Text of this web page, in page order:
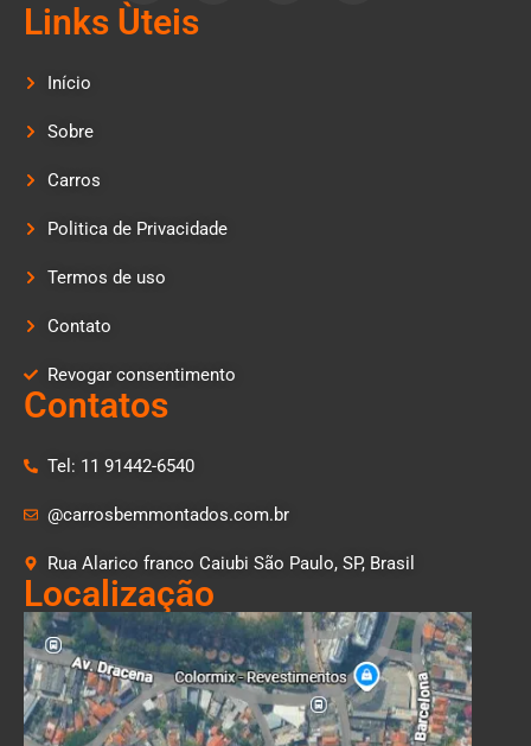
Links Ùteis
Início
Sobre
Carros
Politica de Privacidade
Termos de uso
Contato
Revogar consentimento
Contatos
Tel: 11 91442-6540
@carrosbemmontados.com.br
Rua Alarico franco Caiubi São Paulo, SP, Brasil
Localização